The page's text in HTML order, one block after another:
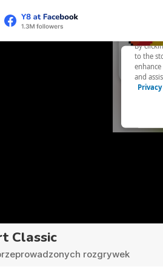
Classic
rozgrywek